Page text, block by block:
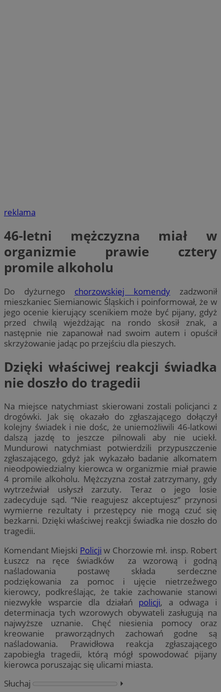
reklama
46-letni mężczyzna miał w
organizmie prawie cztery
promile alkoholu
Do dyżurnego chorzowskiej komendy zadzwonił
mieszkaniec Siemianowic Śląskich i poinformował, że w
jego ocenie kierujący scenikiem może być pijany, gdyż
przed chwilą wjeżdżając na rondo skosił znak, a
następnie nie zapanował nad swoim autem i opuścił
skrzyżowanie jadąc po przejściu dla pieszych.
Dzięki właściwej reakcji świadka
nie doszło do tragedii
Na miejsce natychmiast skierowani zostali policjanci z
drogówki. Jak się okazało do zgłaszającego dołączył
kolejny świadek i nie dośc, że uniemożliwili 46-latkowi
dalszą jazdę to jeszcze pilnowali aby nie uciekł.
Mundurowi natychmiast potwierdzili przypuszczenie
zgłaszającego, gdyż jak wykazało badanie alkomatem
nieodpowiedzialny kierowca w organizmie miał prawie
4 promile alkoholu. Mężczyzna został zatrzymany, gdy
wytrzeźwiał usłyszł zarzuty. Teraz o jego losie
zadecyduje sąd. “Nie reagujesz akceptujesz” przynosi
wymierne rezultaty i przestępcy nie mogą czuć się
bezkarni. Dzięki właściwej reakcji świadka nie doszło do
tragedii.
Komendant Miejski Policji w Chorzowie mł. insp. Robert
Łuszcz na ręce świadków za wzorową i godną
naśladowania postawę składa serdeczne
podziękowania za pomoc i ujęcie nietrzeźwego
kierowcy, podkreślając, że takie zachowanie stanowi
niezwykłe wsparcie dla działań policji, a odwaga i
determinacja tych wzorowych obywateli zasługują na
najwyższe uznanie. Chęć niesienia pomocy oraz
kreowanie praworządnych zachowań godne są
naśladowania. Prawidłowa reakcja zgłaszającego
zapobiegła tragedii, którą mógł spowodować pijany
kierowca poruszając się ulicami miasta.
Słuchaj
⏵︎